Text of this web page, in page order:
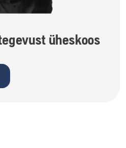
üheskoos